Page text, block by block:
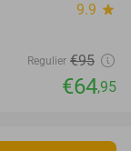
9.9 star
Regulier €95
€64,95